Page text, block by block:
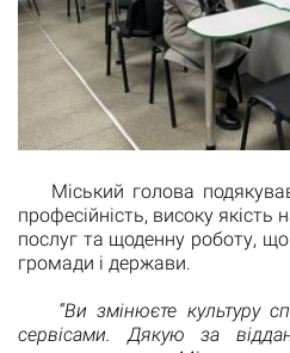
Міський голова
професійність, високу якість
послуг та щоденну роботу,
громади і держави.
“Ви змінюєте культуру
сервісами. Дякую за